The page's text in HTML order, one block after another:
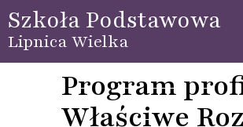
Szkoła Podstawowa
Lipnica Wielka
Program
Właściwe